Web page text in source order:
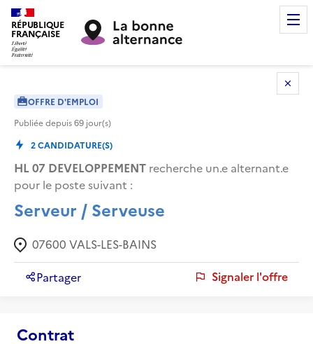
RÉPUBLIQUE
FRANÇAISE
OFFRE D'EMPLOI
Publiée depuis69 jour(s)
2CANDIDATURE(S)
HL 07 DEVELOPPEMENT recherche un.e alternant.e
pour le poste suivant :
Serveur / Serveuse
07600 VALS-LES-BAINS
Partager Signaler l'offre
Contrat